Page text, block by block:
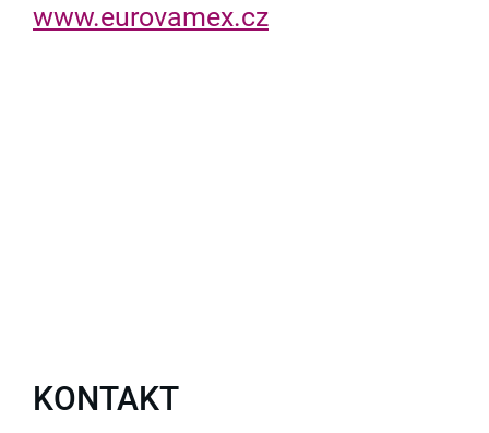
www.eurovamex.cz
KONTAKT